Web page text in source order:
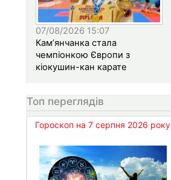
07/08/2026 15:07
Кам’янчанка стала
чемпіонкою Європи з
кіокушин-кан карате
Топ переглядів
Гороскоп на 7 серпня 2026 року